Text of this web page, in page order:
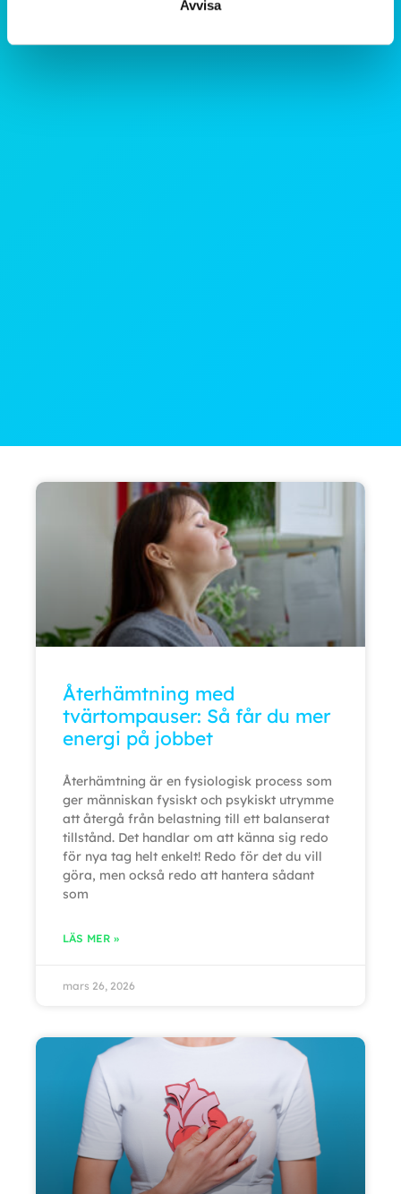
Avvisa
Återhämtning med
tvärtompauser: Så får du mer
energi på jobbet
Återhämtning är en fysiologisk process som
ger människan fysiskt och psykiskt utrymme
att återgå från belastning till ett balanserat
tillstånd. Det handlar om att känna sig redo
för nya tag helt enkelt! Redo för det du vill
göra, men också redo att hantera sådant
som
LÄS MER »
mars 26, 2026